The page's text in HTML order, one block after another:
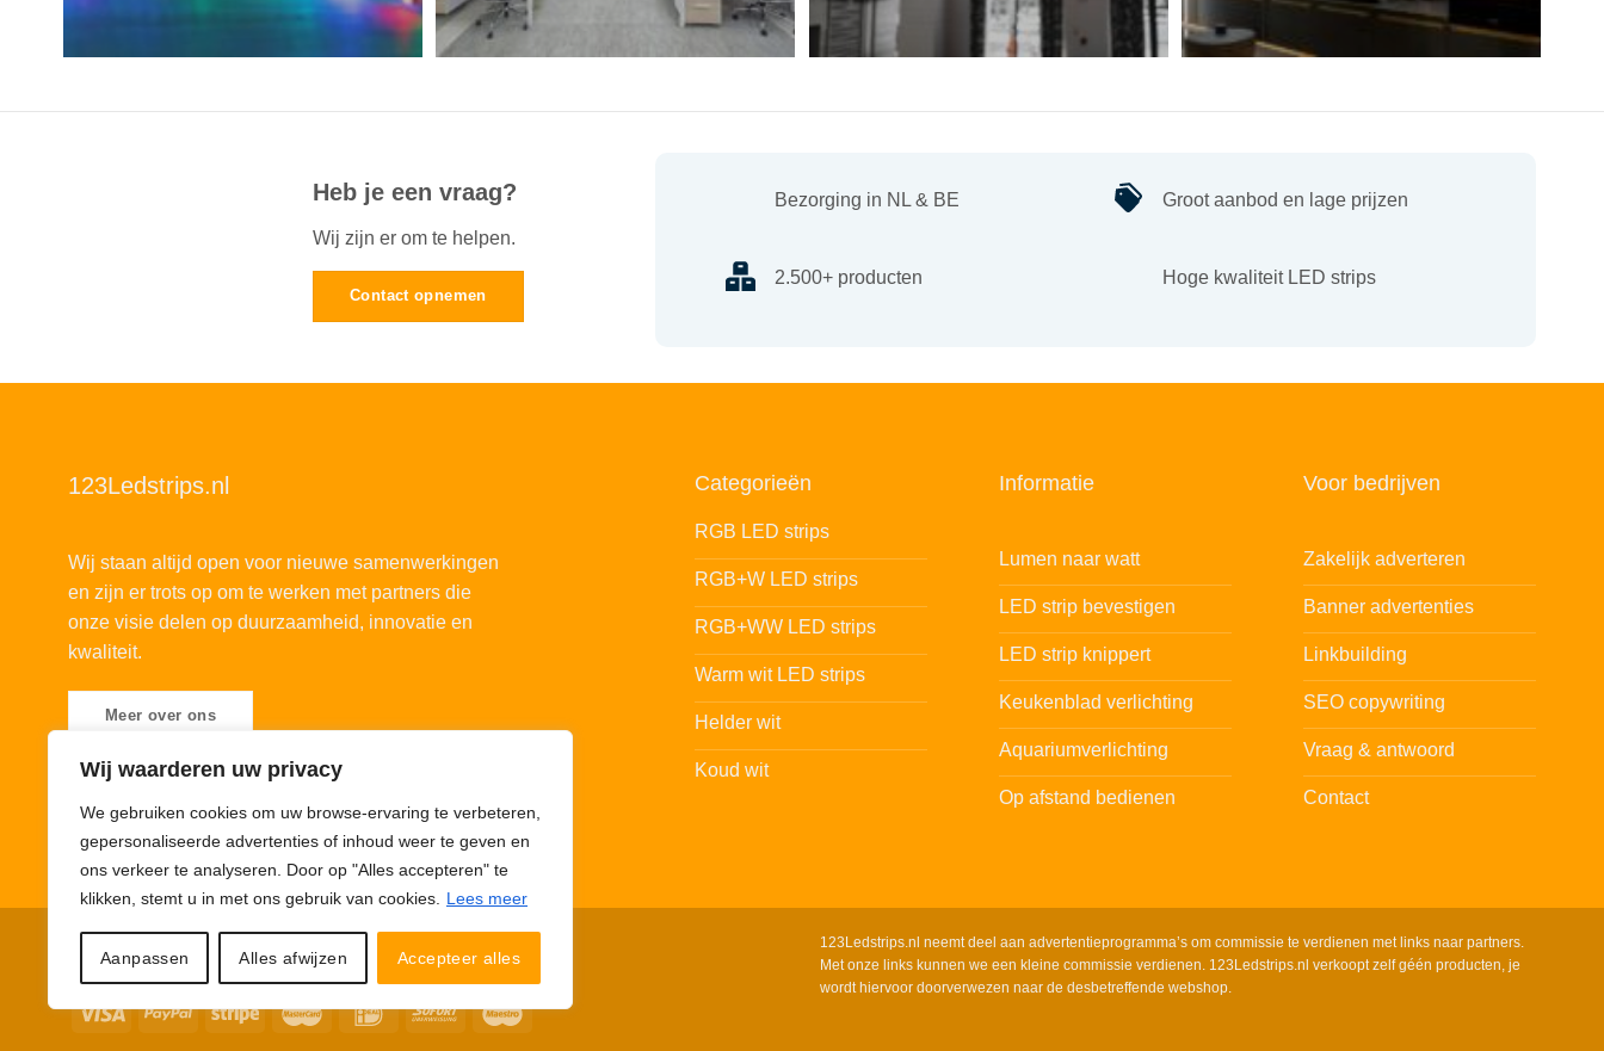
Wij waarderen uw privacy
We gebruiken cookies om uw browse-ervaring te verbeteren,
gepersonaliseerde advertenties of inhoud weer te geven en
ons verkeer te analyseren. Door op "Alles accepteren" te
klikken, stemt u in met ons gebruik van cookies.
Lees meer
Aanpassen Alles afwijzen Accepteer alles
Heb je een vraag?
Wij zijn er om te helpen.
Contact opnemen
Bezorging in NL & BE
2.500+ producten
Groot aanbod en lage prijzen
Hoge kwaliteit LED strips
123Ledstrips.nl
Wij staan altijd open voor nieuwe samenwerkingen
en zijn er trots op om te werken met partners die
onze visie delen op duurzaamheid, innovatie en
kwaliteit.
Meer over ons
Categorieën
RGB LED strips
RGB+W LED strips
RGB+WW LED strips
Warm wit LED strips
Helder wit
Koud wit
Informatie
Lumen naar watt
LED strip bevestigen
LED strip knippert
Keukenblad verlichting
Aquariumverlichting
Op afstand bedienen
Voor bedrijven
Zakelijk adverteren
Banner advertenties
Linkbuilding
SEO copywriting
Vraag & antwoord
Contact
Privacybeleid Cookiebeleid Disclaimer © 123Ledstrips.nl
123Ledstrips.nl neemt deel aan advertentieprogramma’s om commissie te verdienen met links naar partners.
Met onze links kunnen we een kleine commissie verdienen. 123Ledstrips.nl verkoopt zelf géén producten, je
wordt hiervoor doorverwezen naar de desbetreffende webshop.